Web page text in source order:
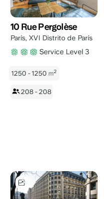
10 Rue Pergolèse
París, XVI Distrito de París
Service Level 3
1250 - 1250 m2
208 - 208